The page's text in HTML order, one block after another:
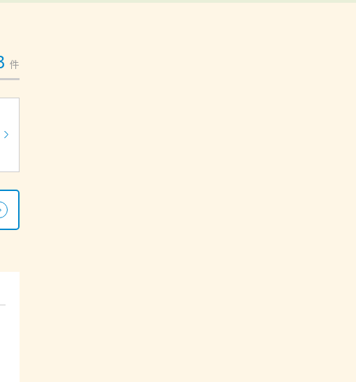
件